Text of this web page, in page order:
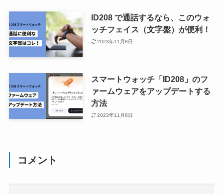
ID208 で通話するなら、このウォ
ッチフェイス（文字盤）が便利！
2023年11月8日
スマートウォッチ「ID208」のフ
ァームウェアをアップデートする
方法
2023年11月8日
コメント